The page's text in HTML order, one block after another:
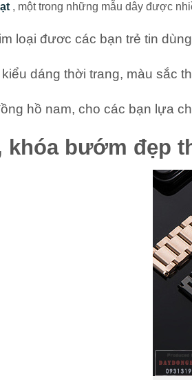
, một trong những mẫu dây được
loại đươc các bạn trẻ tin
dáng thời trang, màu sắc
hồ nam, cho các bạn lựa
khóa bướm đẹp